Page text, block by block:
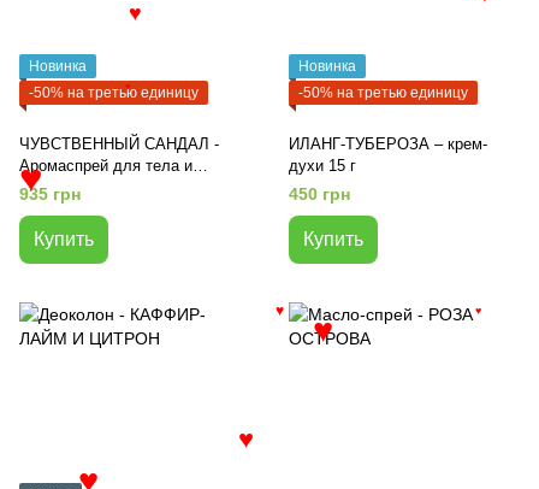
Новинка
-50% на третью единицу
ЧУВСТВЕННЫЙ САНДАЛ -
Аромаспрей для тела и
подушки
935 грн
Купить
Новинка
-50% на третью единицу
ИЛАНГ-ТУБЕРОЗА – крем-
духи 15 г
450 грн
Купить
♥
♥
♥
♥
♥
♥
♥
♥